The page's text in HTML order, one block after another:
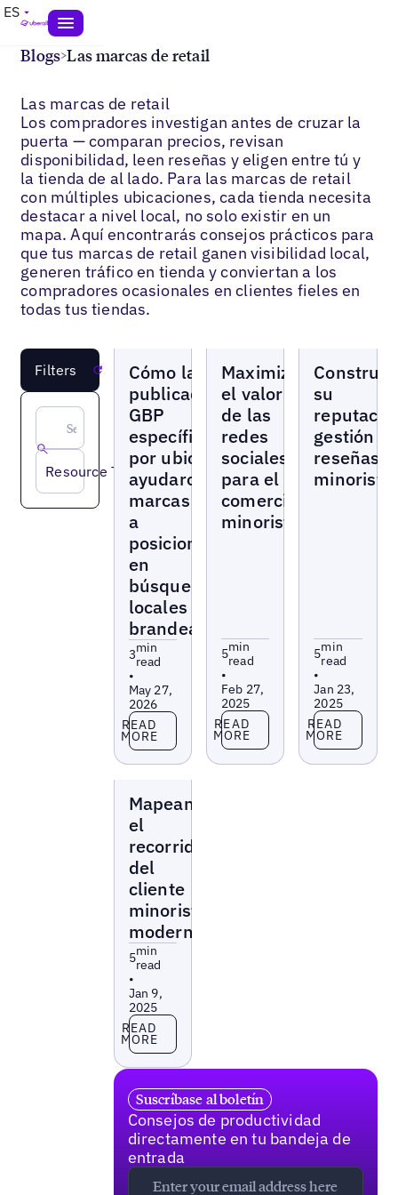
ES
Blogs>Las marcas de retail
Las marcas de retail
Los compradores investigan antes de cruzar la
puerta — comparan precios, revisan
disponibilidad, leen reseñas y eligen entre tú y
la tienda de al lado. Para las marcas de retail
con múltiples ubicaciones, cada tienda necesita
destacar a nivel local, no solo existir en un
mapa. Aquí encontrarás consejos prácticos para
que tus marcas de retail ganen visibilidad local,
generen tráfico en tienda y conviertan a los
compradores ocasionales en clientes fieles en
todas tus tiendas.
Filters Reset
Resource Type
Cómo las
publicaciones
GBP
específicas
por ubicación
ayudaron a
marcas retail
a
posicionarse
en
búsquedas
locales no-
brandeadas
3min
read
•
May 27,
2026
Read more
READ
MORE
Maximizar
el valor
de las
redes
sociales
para el
comercio
minorista
5min
read
•
Feb 27,
2025
Read more
READ
MORE
su
gestión
reseñas
5min
read
•
Jan 23,
2025
Read more
READ
MORE
Mapeando
el
recorrido
del
cliente
minorista
moderno
5min
read
•
Jan 9,
2025
Read more
READ
MORE
Suscríbase al boletín
Consejos de productividad
directamente en tu bandeja de
entrada